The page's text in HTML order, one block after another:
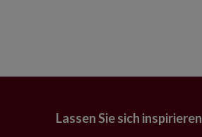
Lassen Sie sich inspirieren